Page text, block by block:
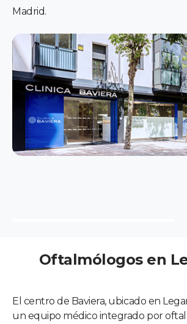
Madrid.
Oftalmólogos en
El centro de Baviera, ubicado en
un equipo médico integrado por